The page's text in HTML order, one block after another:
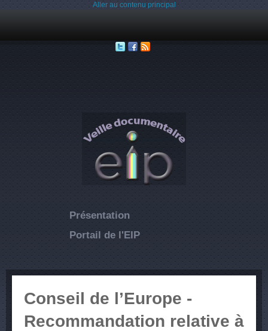
Aller au contenu principal
Présentation
Portail de l'EIP
Conseil de l’Europe -
Recommandation relative à